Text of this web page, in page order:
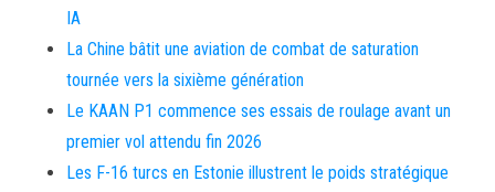
IA
La Chine bâtit une aviation de combat de saturation
tournée vers la sixième génération
Le KAAN P1 commence ses essais de roulage avant un
premier vol attendu fin 2026
Les F-16 turcs en Estonie illustrent le poids stratégique